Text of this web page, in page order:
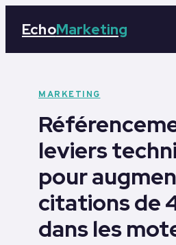
EchoMarketing
Business
Éducation
Emploi
MARKETING
leviers
pour
citations de
dans les